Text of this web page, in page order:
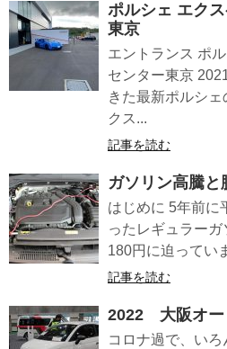
ポルシェ エク
東京
エントランス ポ
センター東京
きた最新ポルシ
クス...
記事を読む
ガソリン高騰と
はじめに 5年前に
ったレギュラーガ
180円に迫ってい
記事を読む
2022 大阪オー
コロナ過で、い